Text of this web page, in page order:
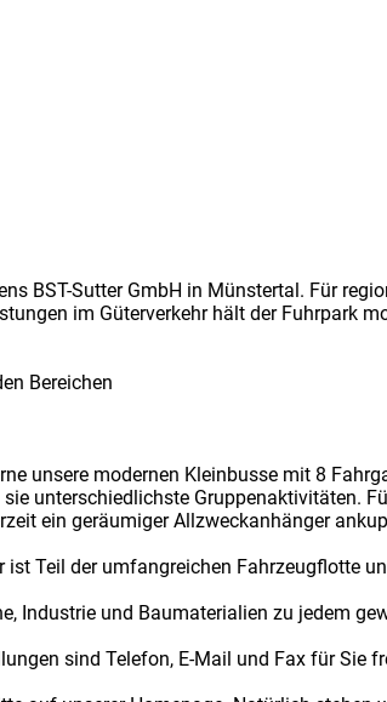
BST-Sutter GmbH in Münstertal. Für
im Güterverkehr hält der Fuhrpark
Bereichen
unsere modernen Kleinbusse mit 8
unterschiedlichste Gruppenaktivitäten.
ein geräumiger Allzweckanhänger
Teil der umfangreichen Fahrzeugflotte
Industrie und Baumaterialien zu jedem
sind Telefon, E-Mail und Fax für Sie